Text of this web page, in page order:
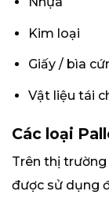
Kim loại
Giấy / bìa
Vật liệu tái
Các loại
Trên thị trường
được sử dụng